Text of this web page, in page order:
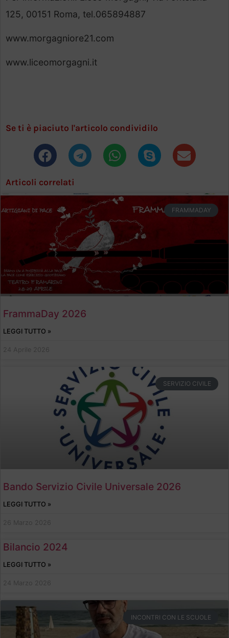
125, 00151 Roma, tel.065894887
www.morgagniore21.com
www.liceomorgagni.it
Se ti è piaciuto l'articolo condividilo
Articoli correlati
FRAMMADAY
FrammaDay 2026
LEGGI TUTTO »
24 Aprile 2026
SERVIZIO CIVILE
Bando Servizio Civile Universale 2026
LEGGI TUTTO »
26 Marzo 2026
Bilancio 2024
LEGGI TUTTO »
24 Marzo 2026
INCONTRI CON LE SCUOLE